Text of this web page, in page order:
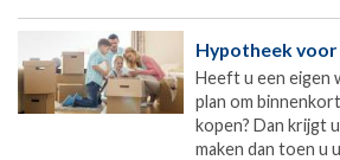
Hypotheek
Heeft u een eigen
plan om
kopen? Dan krijgt
maken dan toen u